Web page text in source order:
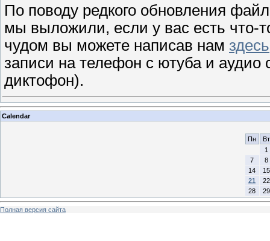
По поводу редкого обновления
мы выложили, если у вас есть что-
чудом вы можете написав нам здесь
записи на телефон с ютуба и аудио
диктофон).
Calendar
Пн
Вт
1
7
8
14
15
21
22
28
29
Полная версия сайта